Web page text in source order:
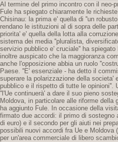
Al termine del primo incontro con il neo-
Fule ha spiegato chiaramente le
Chisinau: la prima e' quella di ''un
rendano le istituzioni al di sopra delle
priorita' e' quella della lotta alla
sistema dei media ''pluralista,
servizio pubblico e' cruciale'' ha
inoltre auspicato che la maggioranza
anche l'opposizione abbia un ruolo
Paese. ''E' essenziale - ha detto il
superare la polarizzazione della societa'
pubblico e il rispetto di tutte le opinioni''.
''l'Ue continuerà' a dare il suo pieno
Moldova, in particolare alle riforme della
ha aggiunto Fule. In occasione della
firmato due accordi: il primo di sostegno
di euro) e il secondo per gli aiuti nei
possibili nuovi accordi fra Ue e Moldova
per un'area commerciale di libero